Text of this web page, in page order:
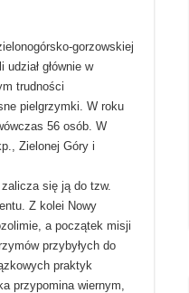
gorzowskiej
głównie w
trudności
pielgrzymki. W roku
56 osób. W
Zielonej Góry i
się ją do tzw.
Z kolei Nowy
a początek misji
przybyłych do
praktyk
przypomina wiernym,